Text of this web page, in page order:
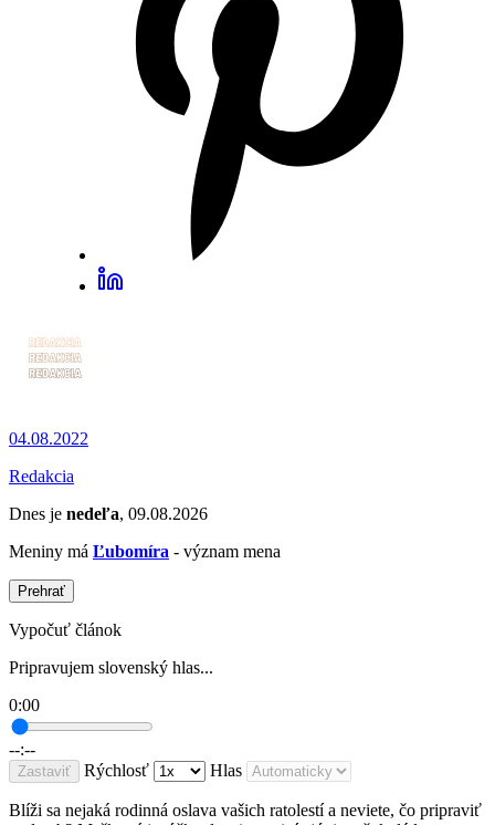
04.08.2022
Redakcia
Dnes je nedeľa, 09.08.2026
Meniny má Ľubomíra - význam mena
Prehrať
Vypočuť článok
Pripravujem slovenský hlas...
0:00
--:--
Zastaviť Rýchlosť Hlas
Blíži sa nejaká rodinná oslava vašich ratolestí a neviete, čo pripraviť